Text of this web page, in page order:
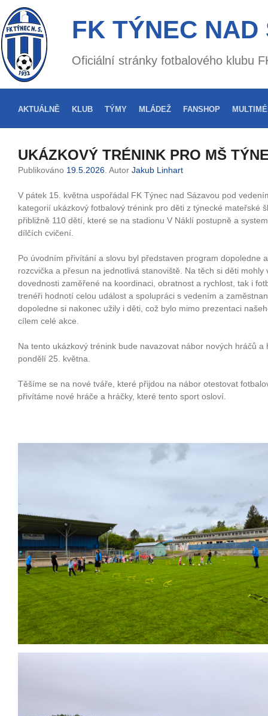
FK TÝNEC NAD
Oficiální stránky fotbalového klubu
AKTUÁLNĚ KLUB TÝMY MLÁDEŽ FANSHOP
UKÁZKOVÝ TRÉNINK PRO MŠ
Publikováno 19.5.2026 . Autor Jakub Linhart
V pátek 15. května uspořádal FK Týnec nad Sázavou pod
kategorií ukázkový fotbalový trénink pro děti z týnecké mateřské
přibližně 110 dětí, které se na stadionu V Náklí postupně a
dílčích cvičení.
Po úvodním přivítání a slovu byl představen program dopoledne
rozcvička a přesun na jednotlivá stanoviště. Na těch si děti mohly
dovednosti zaměřené na koordinaci, obratnost a rychlost, tak i
trenéři hodnotí celou událost a spolupráci s vedením a
dopoledne si nakonec užily i děti, což bylo mimo prezentaci
cílem celé akce.
Na tento ukázkový trénink bude navazovat nábor nových hráčů a
pondělí 25. května.
Těšíme se na nové tváře, které přijdou na nábor otestovat
přivítáme nové hráče a hráčky, které tento sport osloví.